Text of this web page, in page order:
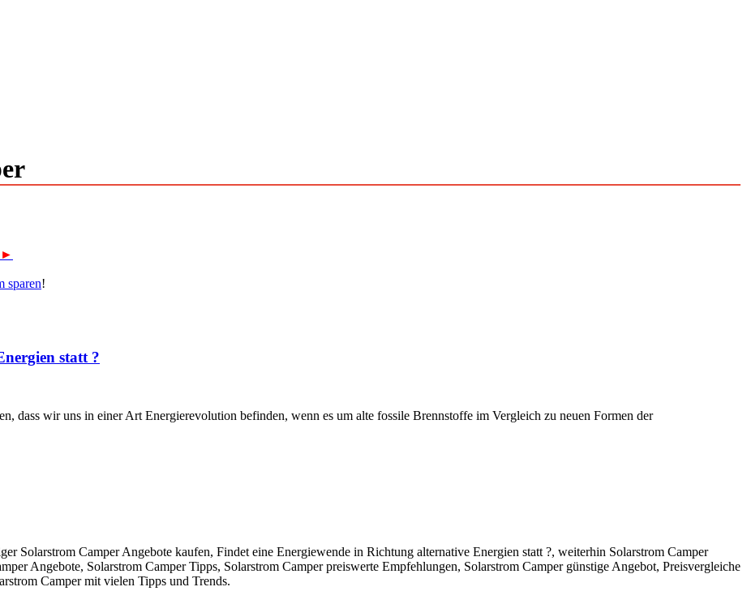
►
sparen!
statt ?
dass wir uns in einer Art Energierevolution befinden, wenn es um alte fossile Brennstoffe im Vergleich zu neuen Formen der
Solarstrom Camper Angebote kaufen, Findet eine Energiewende in Richtung alternative Energien statt ?, weiterhin Solarstrom Camper
Angebote, Solarstrom Camper Tipps, Solarstrom Camper preiswerte Empfehlungen, Solarstrom Camper günstige Angebot, Preisvergleiche
Camper mit vielen Tipps und Trends.